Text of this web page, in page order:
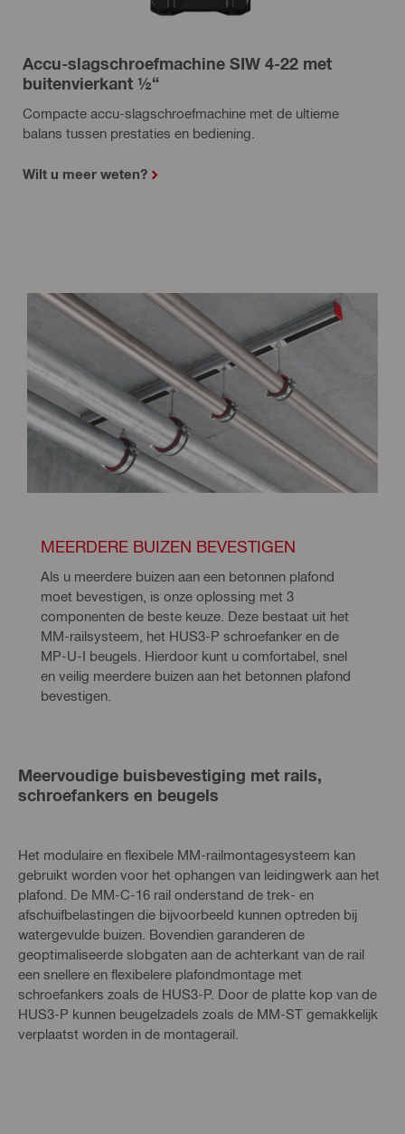
Accu-slagschroefmachine SIW 4-22 met
buitenvierkant ½“
Compacte accu-slagschroefmachine met de ultieme
balans tussen prestaties en bediening.
Wilt u meer weten?
MEERDERE BUIZEN BEVESTIGEN
Als u meerdere buizen aan een betonnen plafond
moet bevestigen, is onze oplossing met 3
componenten de beste keuze. Deze bestaat uit het
MM-railsysteem, het HUS3-P schroefanker en de
MP-U-I beugels. Hierdoor kunt u comfortabel, snel
en veilig meerdere buizen aan het betonnen plafond
bevestigen.
Meervoudige buisbevestiging met rails,
schroefankers en beugels
Het modulaire en flexibele MM-railmontagesysteem kan
gebruikt worden voor het ophangen van leidingwerk aan het
plafond. De MM-C-16 rail onderstand de trek- en
afschuifbelastingen die bijvoorbeeld kunnen optreden bij
watergevulde buizen. Bovendien garanderen de
geoptimaliseerde slobgaten aan de achterkant van de rail
een snellere en flexibelere plafondmontage met
schroefankers zoals de HUS3-P. Door de platte kop van de
HUS3-P kunnen beugelzadels zoals de MM-ST gemakkelijk
verplaatst worden in de montagerail.